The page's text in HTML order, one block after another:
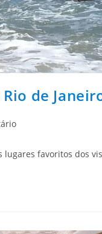
de
lugares favoritos dos